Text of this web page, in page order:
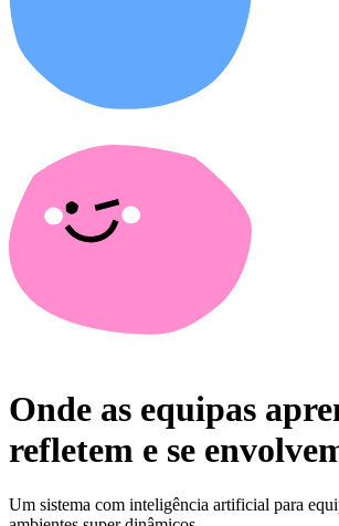
Onde as equipas
refletem e se
Um sistema com inteligência artificial para